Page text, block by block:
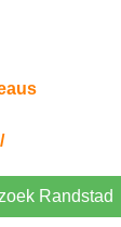
Randstad